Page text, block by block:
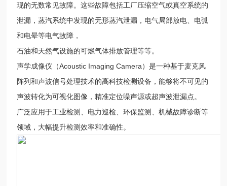
现的无数常见故障。这些故障包括工厂压缩空气或真空系统的
泄漏，蒸汽系统中发现的无形蒸汽泄漏，电气局部放电、电弧
和电晕等电气故障，
石油和天然气设施的可燃气体排放管理等等。
声学成像仪（Acoustic Imaging Camera）是一种基于麦克风
阵列和声波信号处理技术的高科技检测设备，能够将不可见的
声波转化为可视化图像，精准定位噪声源或超声波泄漏点。
广泛应用于工业检测、电力巡检、环保监测、机械故障诊断等
领域，大幅提升检测效率和准确性。